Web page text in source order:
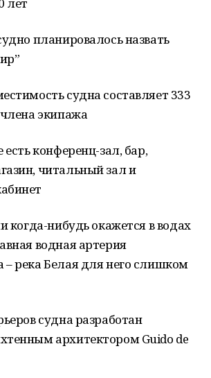
планировалось назвать
судна составляет 333
экипажа
есть конференц-зал, бар,
читальный зал и
когда-нибудь окажется в водах
водная артерия
– река Белая для него слишком
судна разработан
архитектором Guido de